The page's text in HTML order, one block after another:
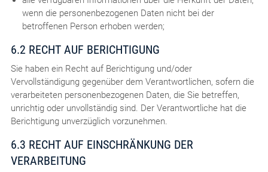
wenn die personenbezogenen Daten nicht bei der
betroffenen Person erhoben werden;
6.2 RECHT AUF BERICHTIGUNG
Sie haben ein Recht auf Berichtigung und/oder
Vervollständigung gegenüber dem Verantwortlichen, sofern die
verarbeiteten personenbezogenen Daten, die Sie betreffen,
unrichtig oder unvollständig sind. Der Verantwortliche hat die
Berichtigung unverzüglich vorzunehmen.
6.3 RECHT AUF EINSCHRÄNKUNG DER
VERARBEITUNG